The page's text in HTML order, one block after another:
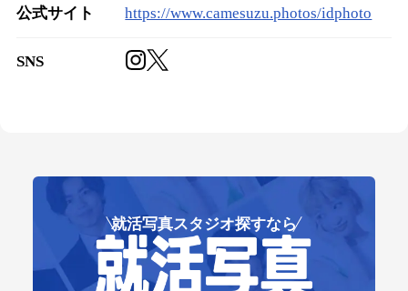
公式サイト https://www.camesuzu.photos/idphoto
SNS
就活写真スタジオ探すなら